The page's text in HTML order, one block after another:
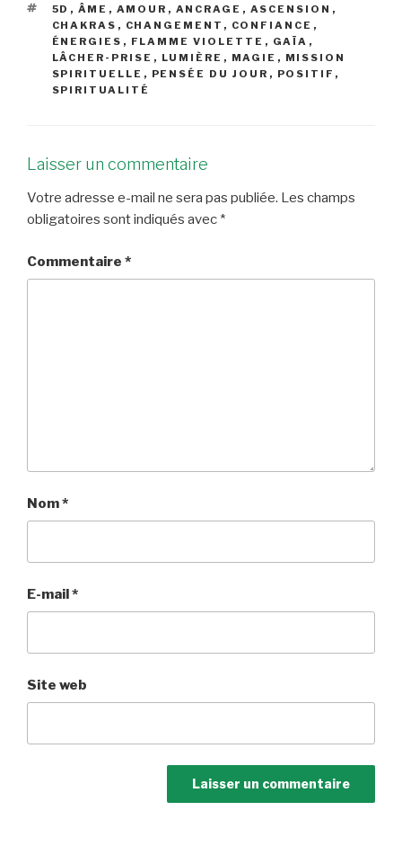
ÉTIQUETTES
5D , ÂME , AMOUR , ANCRAGE , ASCENSION ,
CHAKRAS , CHANGEMENT , CONFIANCE ,
ÉNERGIES , FLAMME VIOLETTE , GAÏA ,
LÂCHER-PRISE , LUMIÈRE , MAGIE , MISSION
SPIRITUELLE , PENSÉE DU JOUR , POSITIF ,
SPIRITUALITÉ
Laisser un commentaire
Votre adresse e-mail ne sera pas publiée. Les champs
obligatoires sont indiqués avec *
Commentaire *
Nom*
E-mail*
Site web